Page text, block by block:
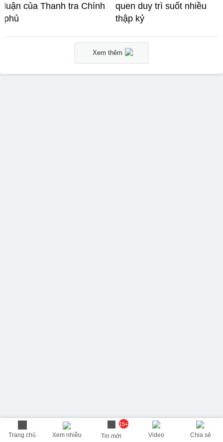
Trang chủ Xem nhiều
15+
Tin mới Video Chia sẻ
luận của Thanh tra Chính
phủ
quen duy trì suốt nhiều
thập kỷ
Xem thêm